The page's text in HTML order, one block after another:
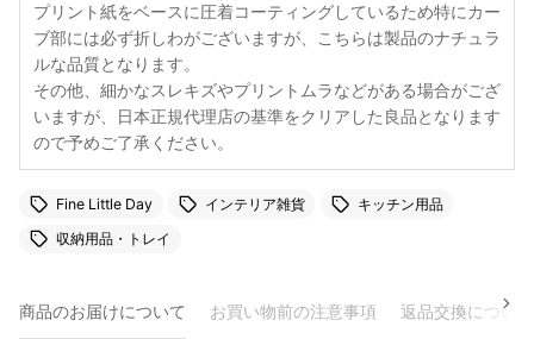
プリント紙をベースに圧着コーティングしているため特にカー
ブ部には必ず折しわがございますが、こちらは製品のナチュラ
ルな品質となります。
その他、細かなスレキズやプリントムラなどがある場合がござ
いますが、日本正規代理店の基準をクリアした良品となります
ので予めご了承ください。
Fine Little Day インテリア雑貨
キッチン用品
収納用品・トレイ
商品のお届けについて お買い物前の注意事項 返品交換について